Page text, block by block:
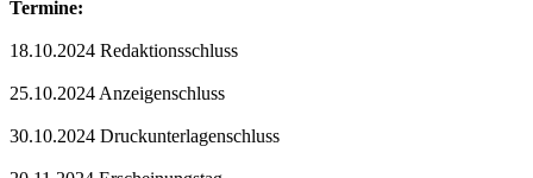
Termine:
18.10.2024 Redaktionsschluss
25.10.2024 Anzeigenschluss
30.10.2024 Druckunterlagenschluss